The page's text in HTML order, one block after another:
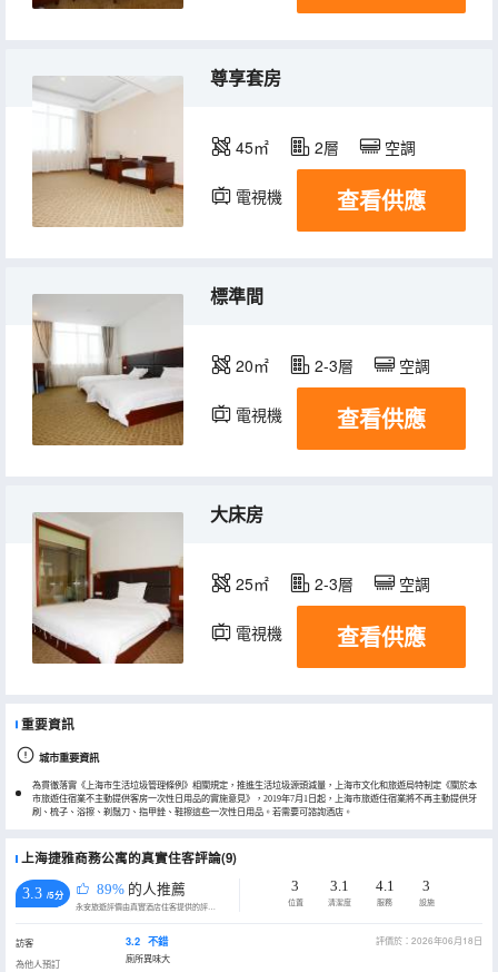
尊享套房
45㎡ 2層 空調
電視機 查看供應
標準間
20㎡ 2-3層 空調
電視機 查看供應
大床房
25㎡ 2-3層 空調
電視機 查看供應
重要資訊
城市重要資訊
為貫徹落實《上海市生活垃圾管理條例》相關規定，推進生活垃圾源頭減量，上海市文化和旅遊局特制定《關於本
市旅遊住宿業不主動提供客房一次性日用品的實施意見》，2019年7月1日起，上海市旅遊住宿業將不再主動提供牙
刷、梳子、浴擦、剃鬚刀、指甲銼、鞋擦這些一次性日用品。若需要可諮詢酒店。
上海捷雅商務公寓的真實住客評論(9)
3.3 /5分 89% 的人推薦
永安旅遊評價由真實酒店住客提供的評價。
3
位置
3.1
清潔度
4.1
服務
3
設施
訪客
為他人預訂
3.2 不錯
評價於：2026年06月18日
廁所異味大